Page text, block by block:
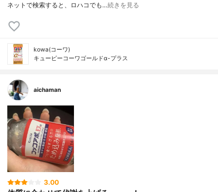
ネットで検索すると、ロハコでも…続きを見る
kowa(コーワ)
キューピーコーワゴールドα-プラス
aichaman
3.00